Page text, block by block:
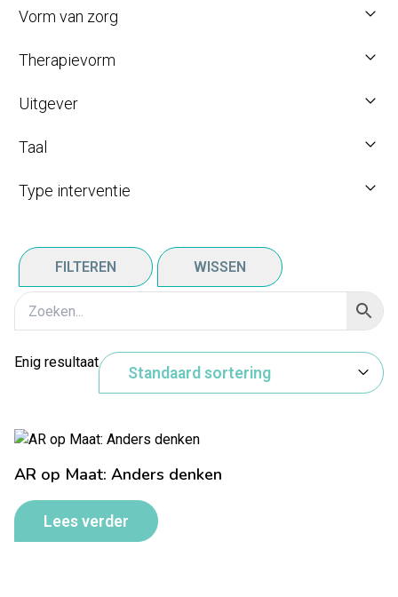
Vorm van zorg
Therapievorm
Uitgever
Taal
Type interventie
FILTEREN WISSEN
Enig resultaat
AR op Maat: Anders denken
Lees verder